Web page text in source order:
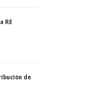
RE
de